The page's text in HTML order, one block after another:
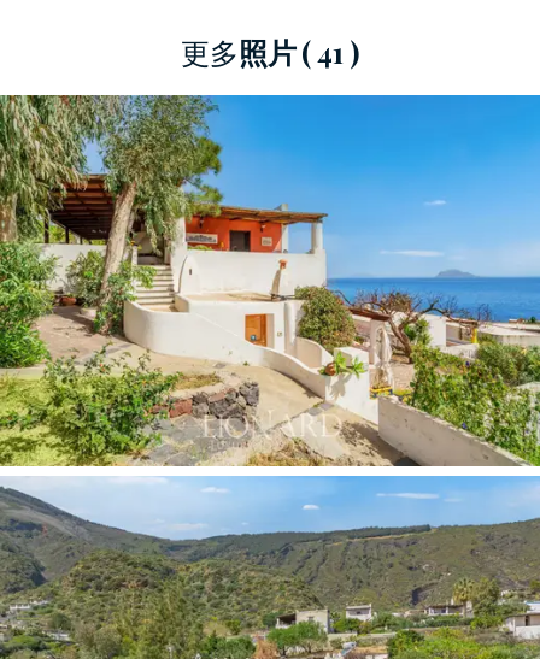
到其他伊奧利亞群島和伊奧利亞群島無與倫比的
景色。自然環境、輕鬆的生活節奏和居民的熱情
好客，使聖馬裡納薩利納成為那些想要逃離日常
喧囂、沉浸在寧靜和自然美景氛圍中的人們的理
想目的地。
飯店坐落在獨特的海濱位置，分佈在 3 層，總面
積達 300 平方米。
別墅的建築風格是對西西里島
優雅的致敬，其內部採用反映當地工藝的西西里
瓷器地板。大型全景窗戶不僅照亮了房間，還提
供了周圍大海的生動畫面，從而將自然元素和現
代設計融為一體，實現了形式和功能的完美結
合。別墅內部設有7 間寬敞的雙人臥室，每間都佈
置精美，擁有絕佳的隱私和寧靜。起居區透過全
景窗戶
與室外門廊自然連接，從而在室外和室內
之間創造了一個無縫的空間，讓人們在一天中的
任何時候都可以欣賞到無邊無際的海景。
更多照片( 41 )